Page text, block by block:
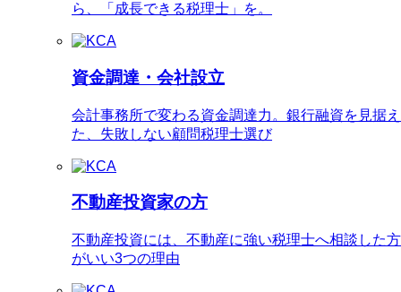
ら、「成長できる税理士」を。
資金調達・会社設立
会計事務所で変わる資金調達力。銀行融資を見据え
た、失敗しない顧問税理士選び
不動産投資家の方
不動産投資には、不動産に強い税理士へ相談した方
がいい3つの理由